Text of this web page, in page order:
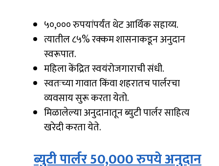
५०,००० रुपयांपर्यंत थेट आर्थिक सहाय्य.
त्यातील ८५% रक्कम शासनाकडून अनुदान
स्वरूपात.
महिला केंद्रित स्वयंरोजगाराची संधी.
स्वतःच्या गावात किंवा शहरातच पार्लरचा
व्यवसाय सुरू करता येतो.
मिळालेल्या अनुदानातून ब्युटी पार्लर साहित्य
खरेदी करता येते.
ब्युटी पार्लर 50,000 रुपये अनुदान